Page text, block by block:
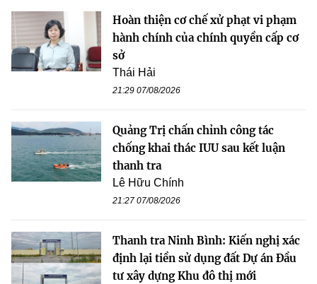
Hoàn thiện cơ chế xử phạt vi phạm
hành chính của chính quyền cấp cơ
sở
Thái Hải
21:29 07/08/2026
Quảng Trị chấn chỉnh công tác
chống khai thác IUU sau kết luận
thanh tra
Lê Hữu Chính
21:27 07/08/2026
Thanh tra Ninh Bình: Kiến nghị xác
định lại tiền sử dụng đất Dự án Đầu
tư xây dựng Khu đô thị mới